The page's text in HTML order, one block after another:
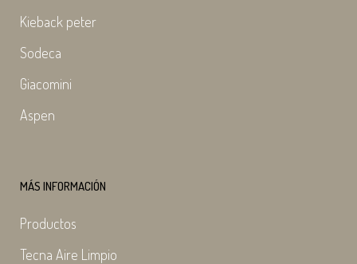
Kieback peter
Sodeca
Giacomini
Aspen
MÁS INFORMACIÓN
Productos
Tecna Aire Limpio